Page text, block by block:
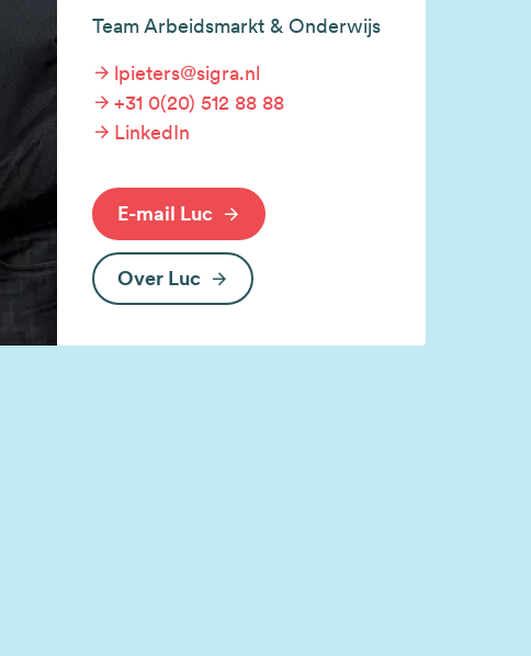
Team Arbeidsmarkt & Onderwijs
lpieters@sigra.nl
+31 0(20) 512 88 88
LinkedIn
E-mail Luc
Over Luc